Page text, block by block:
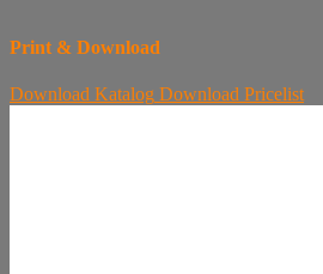
Print & Download
Download Katalog Download Pricelist